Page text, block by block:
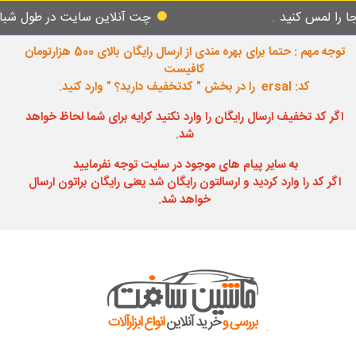
کنید . چت آنلاین سایت در طول شبانه
توجه مهم : حتما برای بهره مندی از ارسال رایگان بالای 500 هزارتومان
کافیست
کد: ersal را در بخش " کدتخفیف دارید؟ " وارد کنید.
اگر کد تخفیف ارسال رایگان را وارد نکنید کرایه برای شما لحاظ خواهد
شد.
به سایر پیام های موجود در سایت توجه نفرمایید
اگر کد را وارد کردید و ارسالتون رایگان شد یعنی رایگان براتون ارسال
خواهد شد.